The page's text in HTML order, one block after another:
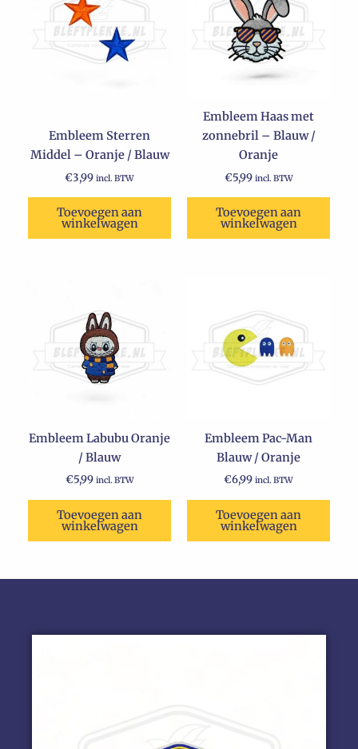
Embleem Sterren
Middel – Oranje / Blauw
€3,99 incl. BTW
Toevoegen aan
winkelwagen
Embleem Haas met
zonnebril – Blauw /
Oranje
€5,99 incl. BTW
Toevoegen aan
winkelwagen
Embleem Labubu Oranje
/ Blauw
€5,99 incl. BTW
Toevoegen aan
winkelwagen
Embleem Pac-Man
Blauw / Oranje
€6,99 incl. BTW
Toevoegen aan
winkelwagen